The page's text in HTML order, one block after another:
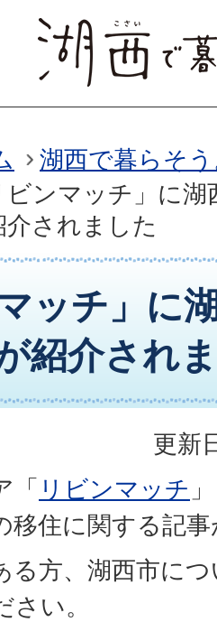
湖西で暮らそ
ビンマッチ」に
介されました
ッチ」に
紹介され
更新
「 リビンマッチ
移住に関する記
る方、湖西市に
い。